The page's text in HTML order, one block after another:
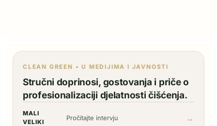
CLEAN GREEN • U MEDIJIMA I JAVNOSTI
Stručni doprinosi, gostovanja i priče o
profesionalizaciji djelatnosti čišćenja.
MALI
VELIKI
Pročitajte intervju →